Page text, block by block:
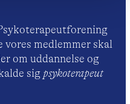
medlemmer skal
om uddannelse og
sig psykoterapeut